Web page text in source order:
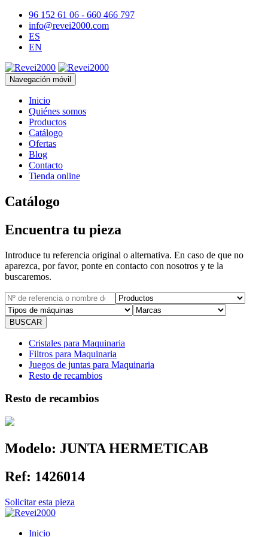
96 152 61 06 - 660 466 797
info@revei2000.com
ES
EN
Navegación móvil
Inicio
Quiénes somos
Productos
Catálogo
Ofertas
Blog
Contacto
Tienda online
Catálogo
Encuentra tu pieza
Introduce tu referencia original o alternativa. En caso de que no
aparezca, por favor, ponte en contacto con nosotros y te la
buscaremos.
Cristales para Maquinaria
Filtros para Maquinaria
Juegos de juntas para Maquinaria
Resto de recambios
Resto de recambios
Modelo: JUNTA HERMETICAB
Ref: 1426014
Solicitar esta pieza
Inicio